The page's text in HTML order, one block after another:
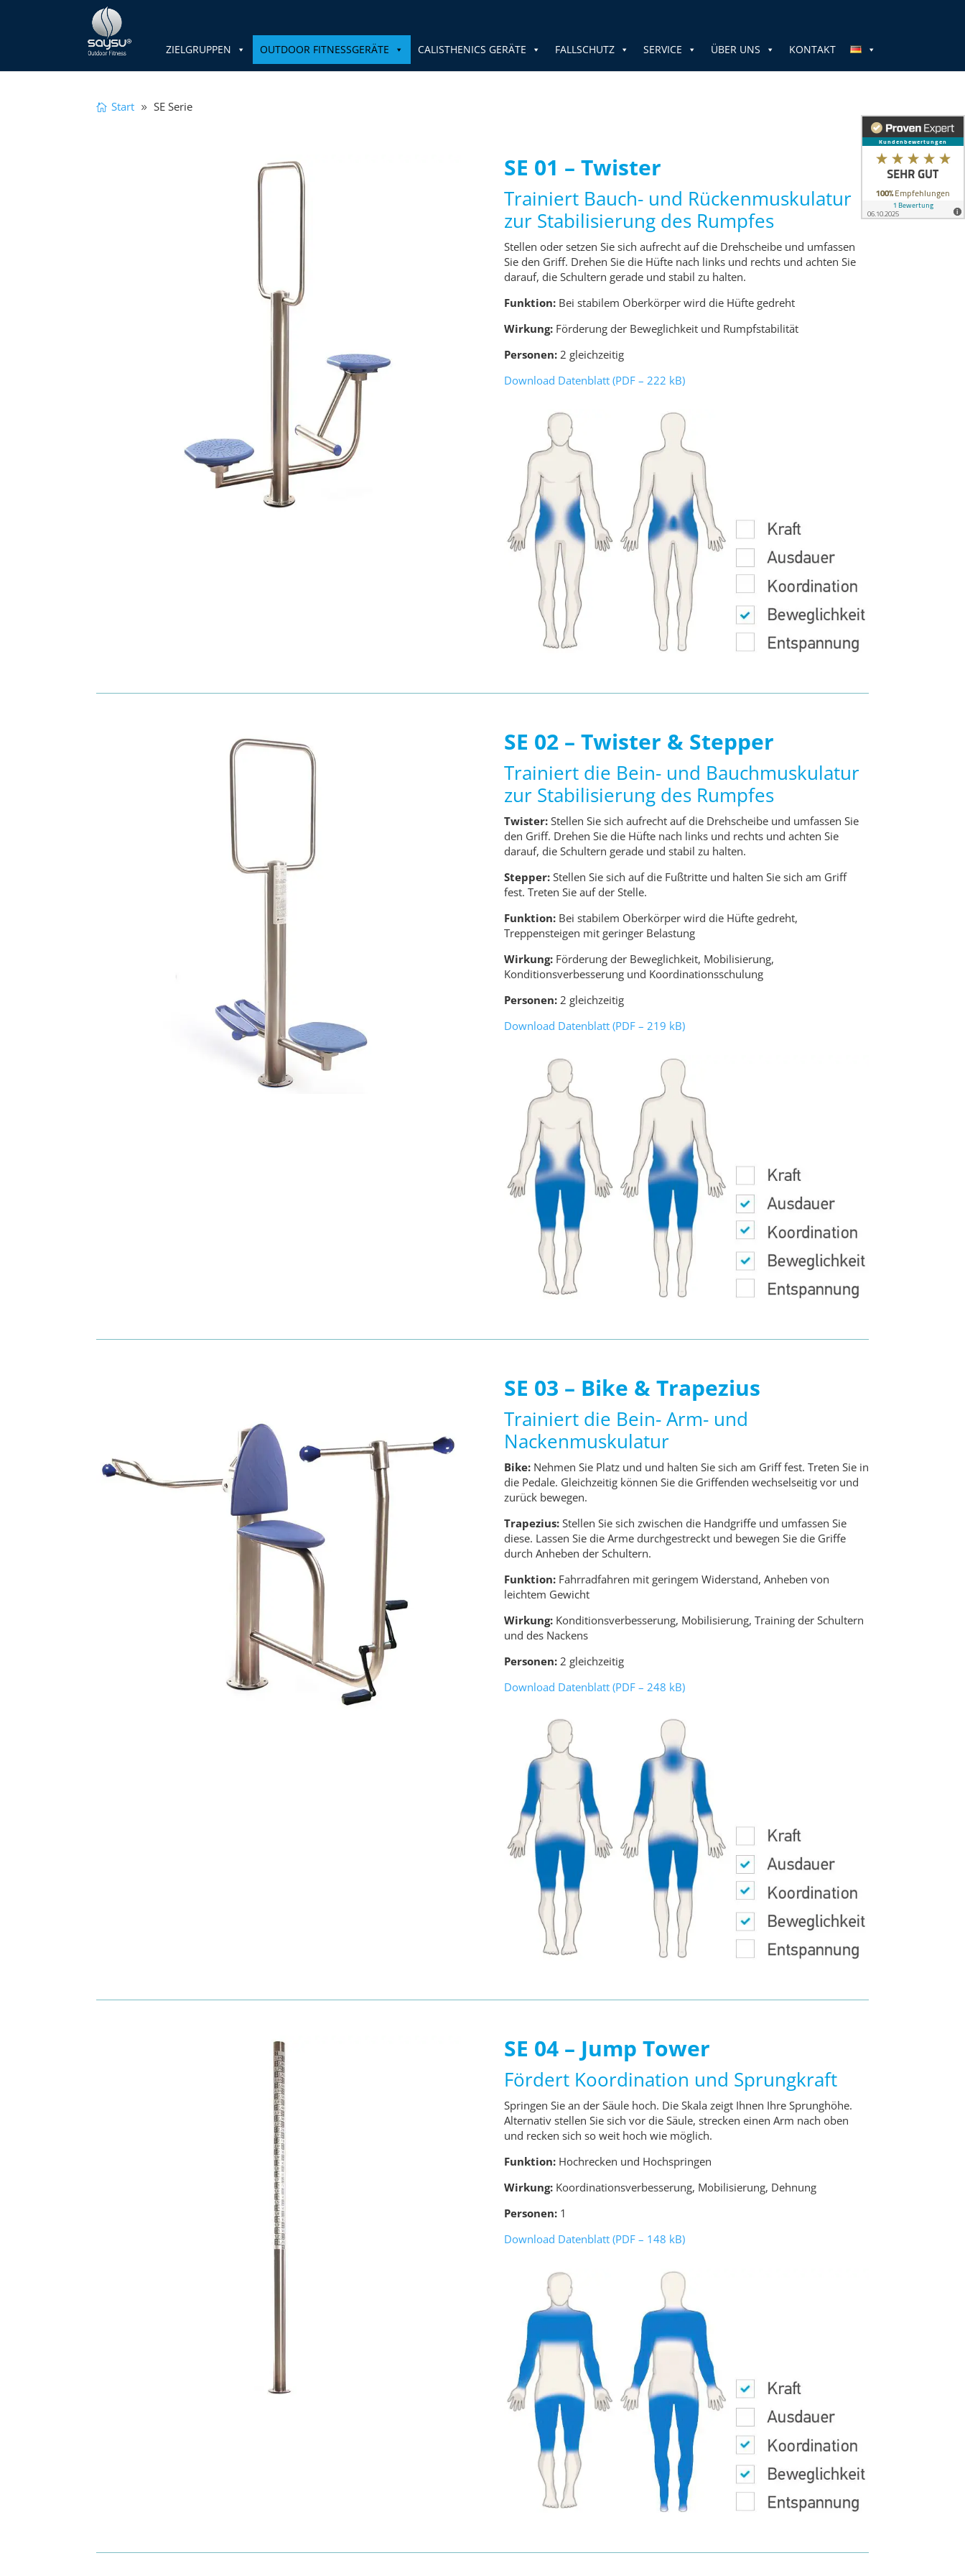
ZIELGRUPPEN OUTDOOR FITNESSGERÄTE CALISTHENICS GERÄTE FALLSCHUTZ SERVICE ÜBER UNS KONTAKT
Start SE Serie
SE 01 – Twister
Trainiert Bauch- und Rückenmuskulatur
zur Stabilisierung des Rumpfes
Stellen oder setzen Sie sich aufrecht auf die Drehscheibe und umfassen
Sie den Griff. Drehen Sie die Hüfte nach links und rechts und achten Sie
darauf, die Schultern gerade und stabil zu halten.
Funktion:Bei stabilem Oberkörper wird die Hüfte gedreht
Wirkung:Förderung der Beweglichkeit und Rumpfstabilität
Personen:2 gleichzeitig
Download Datenblatt (PDF – 222 kB)
SE 02 – Twister & Stepper
Trainiert die Bein- und Bauchmuskulatur
zur Stabilisierung des Rumpfes
Twister:Stellen Sie sich aufrecht auf die Drehscheibe und umfassen Sie
den Griff. Drehen Sie die Hüfte nach links und rechts und achten Sie
darauf, die Schultern gerade und stabil zu halten.
Stepper:Stellen Sie sich auf die Fußtritte und halten Sie sich am Griff
fest. Treten Sie auf der Stelle.
Funktion:Bei stabilem Oberkörper wird die Hüfte gedreht,
Treppensteigen mit geringer Belastung
Wirkung:Förderung der Beweglichkeit, Mobilisierung,
Konditionsverbesserung und Koordinationsschulung
Personen:2 gleichzeitig
Download Datenblatt (PDF – 219 kB)
SE 03 – Bike & Trapezius
Trainiert die Bein- Arm- und
Nackenmuskulatur
Bike:Nehmen Sie Platz und und halten Sie sich am Griff fest. Treten Sie in
die Pedale. Gleichzeitig können Sie die Griffenden wechselseitig vor und
zurück bewegen.
Trapezius:Stellen Sie sich zwischen die Handgriffe und umfassen Sie
diese. Lassen Sie die Arme durchgestreckt und bewegen Sie die Griffe
durch Anheben der Schultern.
Funktion:Fahrradfahren mit geringem Widerstand, Anheben von
leichtem Gewicht
Wirkung:Konditionsverbesserung, Mobilisierung, Training der Schultern
und des Nackens
Personen:2 gleichzeitig
Download Datenblatt (PDF – 248 kB)
SE 04 – Jump Tower
Fördert Koordination und Sprungkraft
Springen Sie an der Säule hoch. Die Skala zeigt Ihnen Ihre Sprunghöhe.
Alternativ stellen Sie sich vor die Säule, strecken einen Arm nach oben
und recken sich so weit hoch wie möglich.
Funktion:Hochrecken und Hochspringen
Wirkung:Koordinationsverbesserung, Mobilisierung, Dehnung
Personen:1
Download Datenblatt (PDF – 148 kB)